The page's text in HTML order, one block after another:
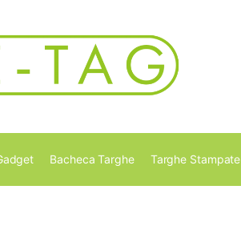
Bacheca Targhe Targhe Stampate